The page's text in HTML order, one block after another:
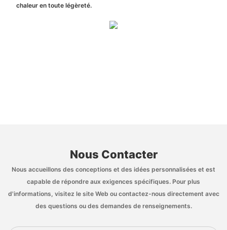
chaleur en toute légèreté.
Nous Contacter
Nous accueillons des conceptions et des idées personnalisées et est
capable de répondre aux exigences spécifiques. Pour plus
d'informations, visitez le site Web ou contactez-nous directement avec
des questions ou des demandes de renseignements.